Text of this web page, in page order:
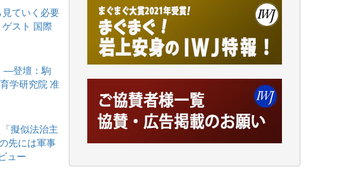
ていく必要
スト 国際
―登壇：駒
学研究院 准
擬似法治主
先には軍事
ュー
お役立てください。（H.O.様）
今日、僅かですがカンパしました。（T.M.
様）
今日、僅かですがカンパしました。IWJの危
機を乗り切るには到底及ばない額ですが病気
の妻を抱えている私にとっては精一杯のカン
パです。
かねてよりIWJが発してきた膨大な取材記事